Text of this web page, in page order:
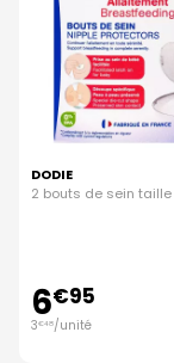
DODIE
2 bouts de sein
6€95
3€48/unité